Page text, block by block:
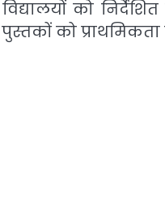
विद्यालयों को
को प्राथमिकता